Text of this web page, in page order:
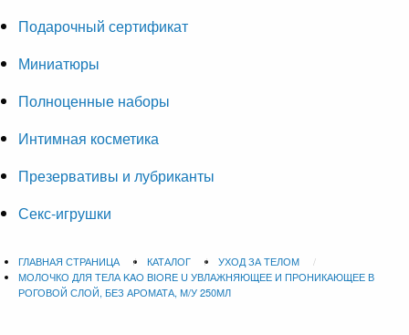
Подарочный сертификат
Миниатюры
Полноценные наборы
Интимная косметика
Презервативы и лубриканты
Секс-игрушки
ГЛАВНАЯ СТРАНИЦА КАТАЛОГ
УХОД ЗА ТЕЛОМ
МОЛОЧКО ДЛЯ ТЕЛА KAO BIORE U УВЛАЖНЯЮЩЕЕ И ПРОНИКАЮЩЕЕ В
РОГОВОЙ СЛОЙ, БЕЗ АРОМАТА, М/У 250МЛ